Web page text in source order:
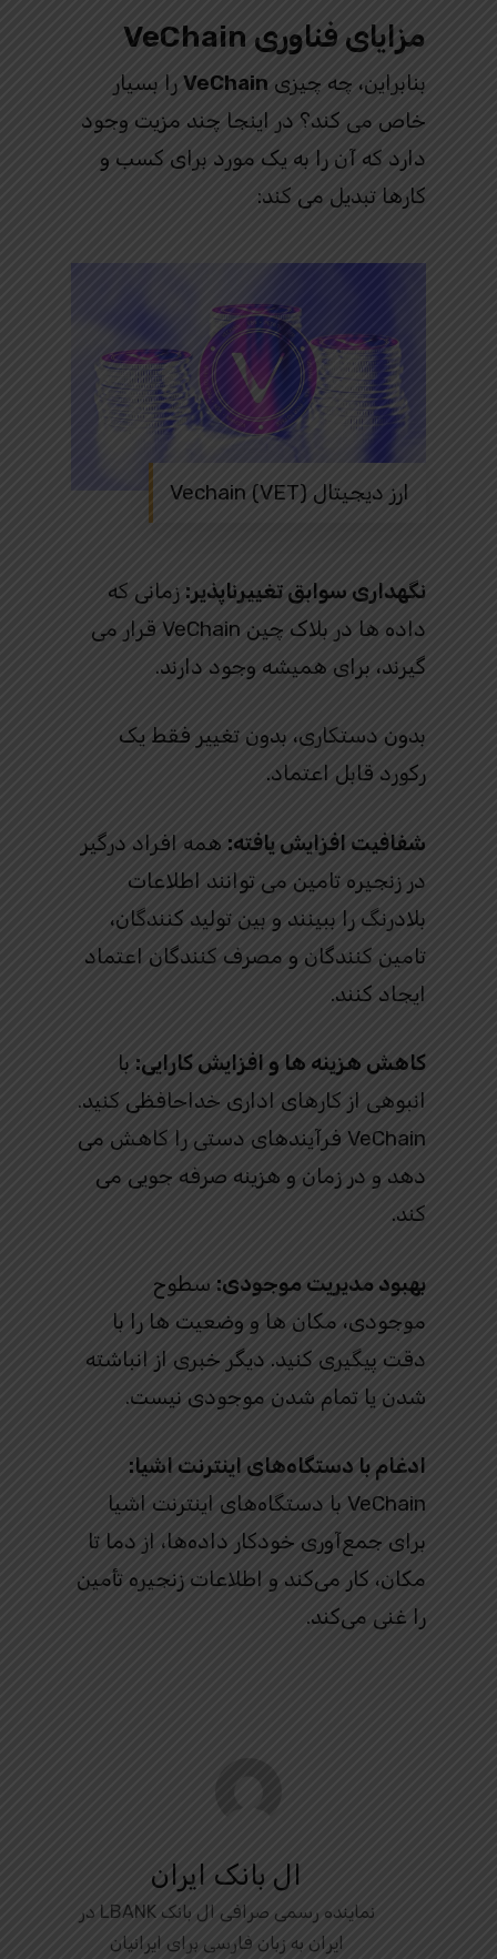
مزایای فناوری VeChain
بنابراین، چه چیزی VeChain را بسیار
خاص می کند؟ در اینجا چند مزیت وجود
دارد که آن را به یک مورد برای کسب و
کارها تبدیل می کند:
ارز دیجیتال Vechain (VET)
نگهداری سوابق تغییرناپذیر: زمانی که
داده ها در بلاک چین VeChain قرار می
گیرند، برای همیشه وجود دارند.
بدون دستکاری، بدون تغییر فقط یک
رکورد قابل اعتماد.
شفافیت افزایش یافته: همه افراد درگیر
در زنجیره تامین می توانند اطلاعات
بلادرنگ را ببینند و بین تولید کنندگان،
تامین کنندگان و مصرف کنندگان اعتماد
ایجاد کنند.
کاهش هزینه ها و افزایش کارایی: با
انبوهی از کارهای اداری خداحافظی کنید.
VeChain فرآیندهای دستی را کاهش می
دهد و در زمان و هزینه صرفه جویی می
کند.
بهبود مدیریت موجودی: سطوح
موجودی، مکان ها و وضعیت ها را با
دقت پیگیری کنید. دیگر خبری از انباشته
شدن یا تمام شدن موجودی نیست.
ادغام با دستگاه‌های اینترنت اشیا:
VeChain با دستگاه‌های اینترنت اشیا
برای جمع‌آوری خودکار داده‌ها، از دما تا
مکان، کار می‌کند و اطلاعات زنجیره تأمین
را غنی می‌کند.
ال بانک ایران
نماینده رسمی صرافی ال بانک LBANK در
ایران به زبان فارسی برای ایرانیان